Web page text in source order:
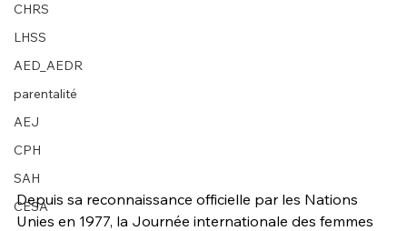
CHRS
LHSS
AED_AEDR
parentalité
AEJ
CPH
SAH
CESA
Depuis sa reconnaissance officielle par les Nations
Unies en 1977, la Journée internationale des femmes